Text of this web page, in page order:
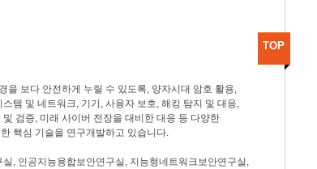
을 보다 안전하게 누릴 수 있도록, 양자시대 암호 활용,
템 및 네트워크, 기기, 사용자 보호, 해킹 탐지 및 대응,
검증, 미래 사이버 전장을 대비한 대응 등 다양한
핵심 기술을 연구개발하고 있습니다.
, 인공지능융합보안연구실, 지능형네트워크보안연구실,
TOP